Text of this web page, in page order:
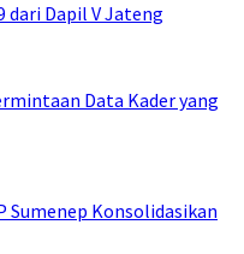
dari Dapil V Jateng
Data Kader yang
Sumenep Konsolidasikan